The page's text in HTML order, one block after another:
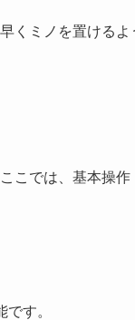
くミノを置けるよ
こでは、基本操作
す。